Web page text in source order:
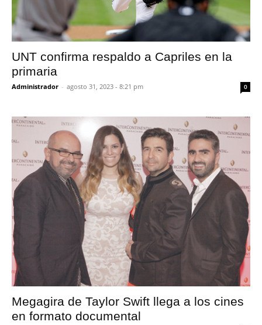
UNT confirma respaldo a Capriles en la
primaria
Administrador - agosto 31, 2023 - 8:21 pm 0
Megagira de Taylor Swift llega a los cines
en formato documental